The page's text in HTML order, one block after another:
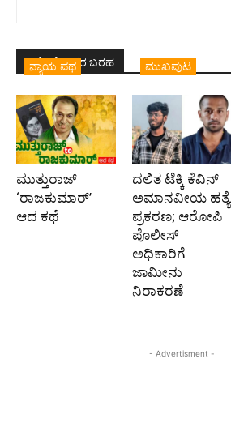
ಇದೇ ಲೇಖಕರ ಬರಹ
ನ್ಯಾಯ ಪಥ
ಮುತ್ತುರಾಜ್
‘ರಾಜಕುಮಾರ್‍’
ಆದ ಕಥೆ
ಮುಖಪುಟ
ದಲಿತ ಟೆಕ್ಕಿ ಕೆವಿನ್
ಅಮಾನವೀಯ ಹತ್ಯೆ
ಪ್ರಕರಣ; ಆರೋಪಿ
ಪೊಲೀಸ್‌
ಅಧಿಕಾರಿಗೆ
ಜಾಮೀನು
ನಿರಾಕರಣೆ
- Advertisment -